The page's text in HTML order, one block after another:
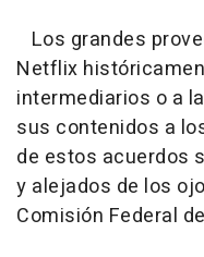
Los grandes
Netflix
intermediarios o a
sus contenidos a
de estos acuerdos
y alejados de los
Comisión Federal